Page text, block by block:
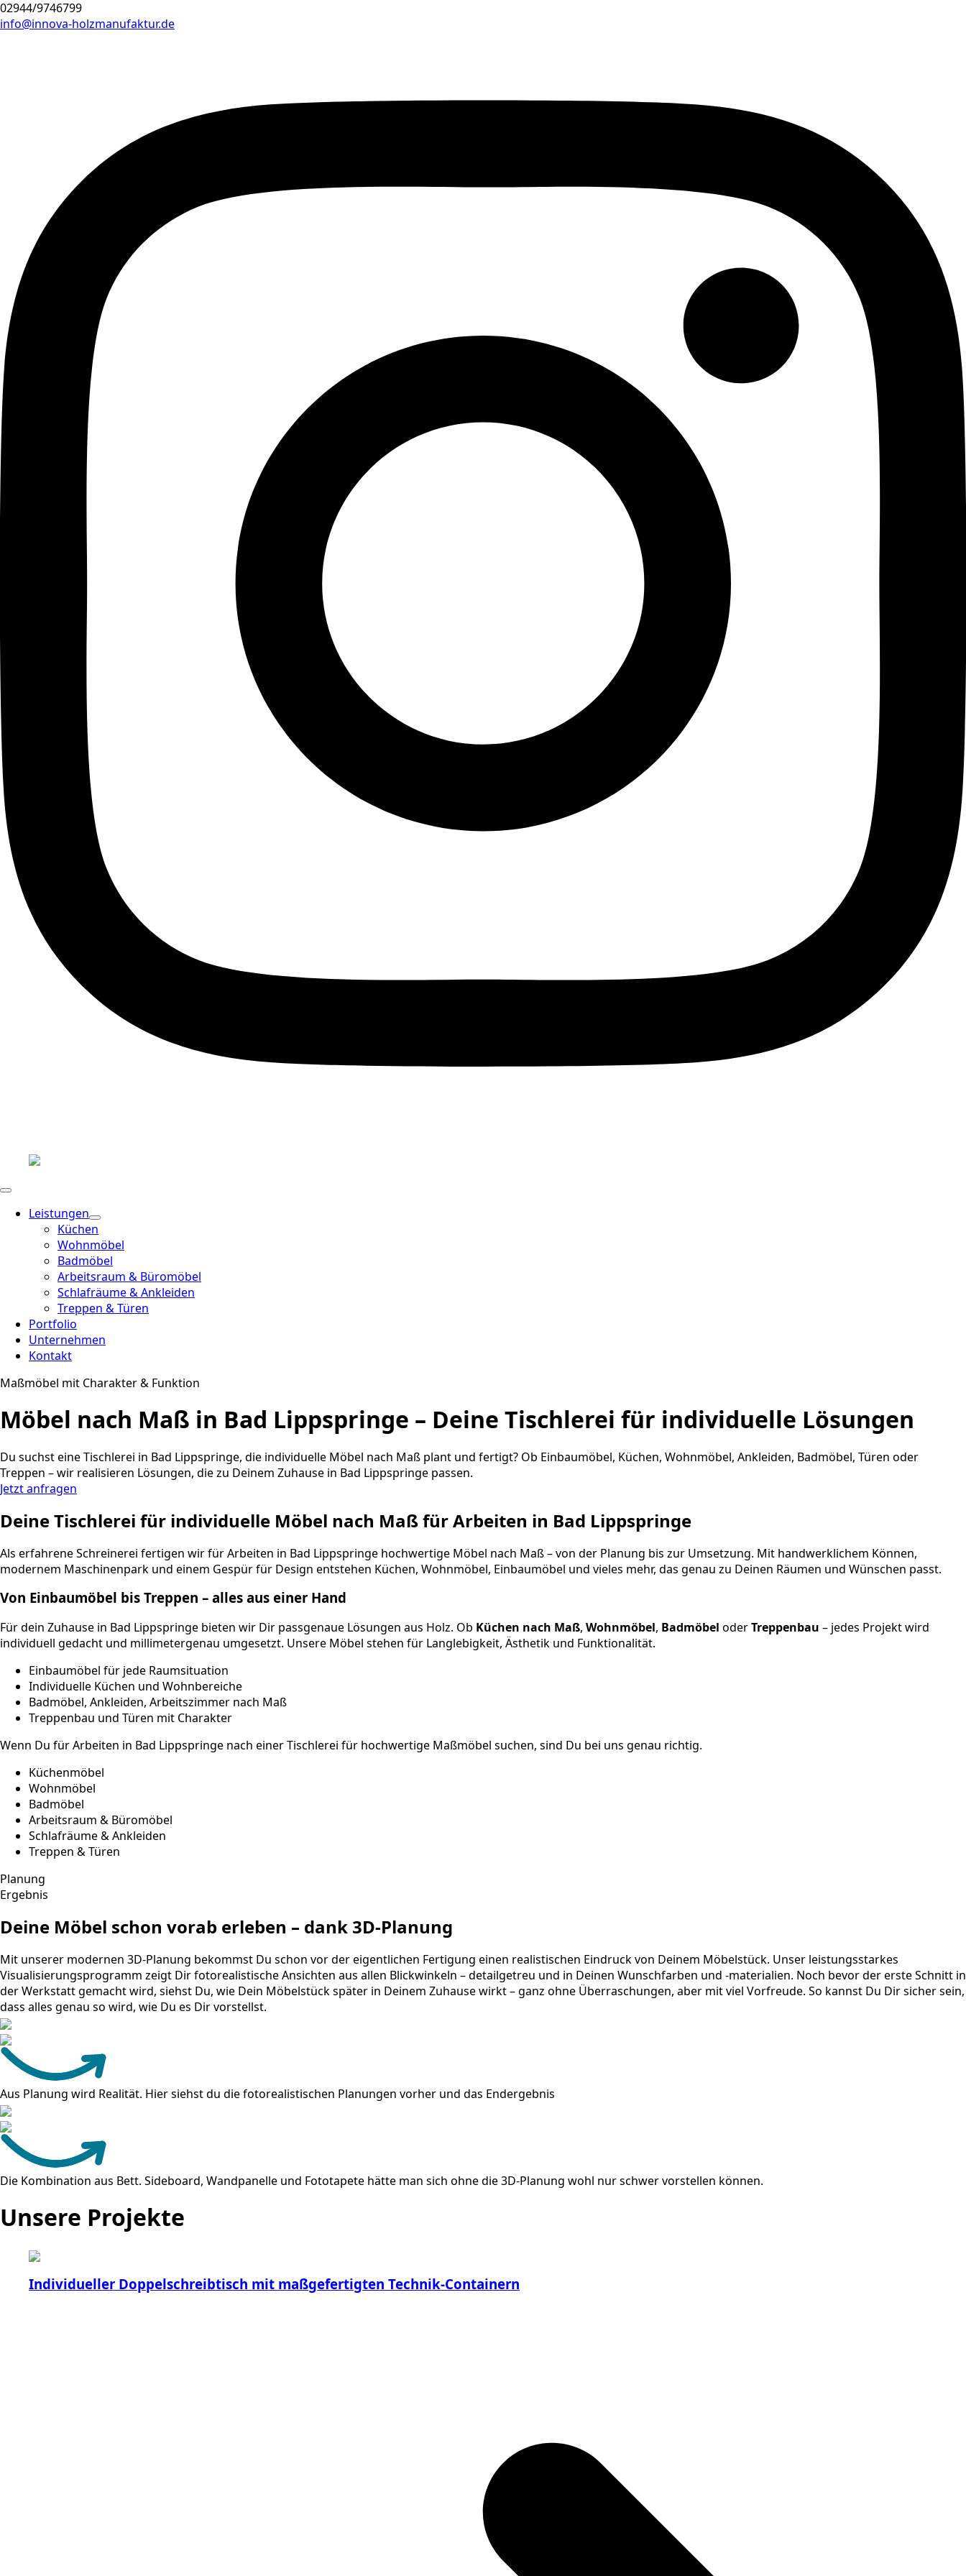
02944/9746799
info@innova-holzmanufaktur.de
Leistungen
Küchen
Wohnmöbel
Badmöbel
Arbeitsraum & Büromöbel
Schlafräume & Ankleiden
Treppen & Türen
Portfolio
Unternehmen
Kontakt
Maßmöbel mit Charakter & Funktion
Möbel nach Maß in Bad Lippspringe – Deine Tischlerei für individuelle Lösungen
Du suchst eine Tischlerei in Bad Lippspringe, die individuelle Möbel nach Maß plant und fertigt? Ob Einbaumöbel, Küchen, Wohnmöbel, Ankleiden, Badmöbel, Türen oder
Treppen – wir realisieren Lösungen, die zu Deinem Zuhause in Bad Lippspringe passen.
Jetzt anfragen
Deine Tischlerei für individuelle Möbel nach Maß für Arbeiten in Bad Lippspringe
Als erfahrene Schreinerei fertigen wir für Arbeiten in Bad Lippspringe hochwertige Möbel nach Maß – von der Planung bis zur Umsetzung. Mit handwerklichem Können,
modernem Maschinenpark und einem Gespür für Design entstehen Küchen, Wohnmöbel, Einbaumöbel und vieles mehr, das genau zu Deinen Räumen und Wünschen passt.
Von Einbaumöbel bis Treppen – alles aus einer Hand
Für dein Zuhause in Bad Lippspringe bieten wir Dir passgenaue Lösungen aus Holz. Ob Küchen nach Maß, Wohnmöbel, Badmöbel oderTreppenbau – jedes Projekt wird
individuell gedacht und millimetergenau umgesetzt. Unsere Möbel stehen für Langlebigkeit, Ästhetik und Funktionalität.
Einbaumöbel für jede Raumsituation
Individuelle Küchen und Wohnbereiche
Badmöbel, Ankleiden, Arbeitszimmer nach Maß
Treppenbau und Türen mit Charakter
Wenn Du für Arbeiten in Bad Lippspringe nach einer Tischlerei für hochwertige Maßmöbel suchen, sind Du bei uns genau richtig.
Küchenmöbel
Wohnmöbel
Badmöbel
Arbeitsraum & Büromöbel
Schlafräume & Ankleiden
Treppen & Türen
Planung
Ergebnis
Deine Möbel schon vorab erleben – dank 3D-Planung
Mit unserer modernen 3D-Planung bekommst Du schon vor der eigentlichen Fertigung einen realistischen Eindruck von Deinem Möbelstück. Unser leistungsstarkes
Visualisierungsprogramm zeigt Dir fotorealistische Ansichten aus allen Blickwinkeln – detailgetreu und in Deinen Wunschfarben und -materialien. Noch bevor der erste Schnitt in
der Werkstatt gemacht wird, siehst Du, wie Dein Möbelstück später in Deinem Zuhause wirkt – ganz ohne Überraschungen, aber mit viel Vorfreude. So kannst Du Dir sicher sein,
dass alles genau so wird, wie Du es Dir vorstellst.
Aus Planung wird Realität. Hier siehst du die fotorealistischen Planungen vorher und das Endergebnis
Die Kombination aus Bett. Sideboard, Wandpanelle und Fototapete hätte man sich ohne die 3D-Planung wohl nur schwer vorstellen können.
Unsere Projekte
Individueller Doppelschreibtisch mit maßgefertigten Technik-Containern